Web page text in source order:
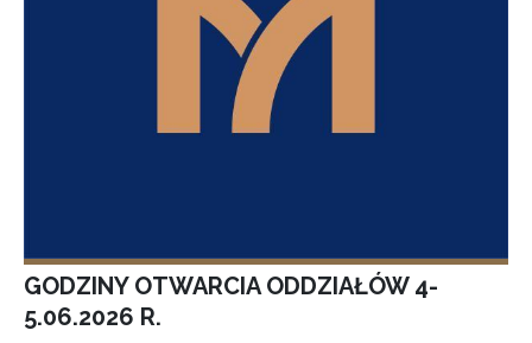
GODZINY OTWARCIA ODDZIAŁÓW 4-
5.06.2026 R.